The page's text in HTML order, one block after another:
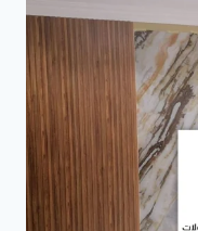
تصميم
فوم
جدران
الظهران